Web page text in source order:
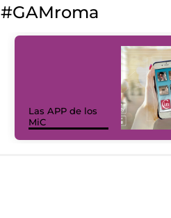
#GAMroma
Las APP de los
MiC